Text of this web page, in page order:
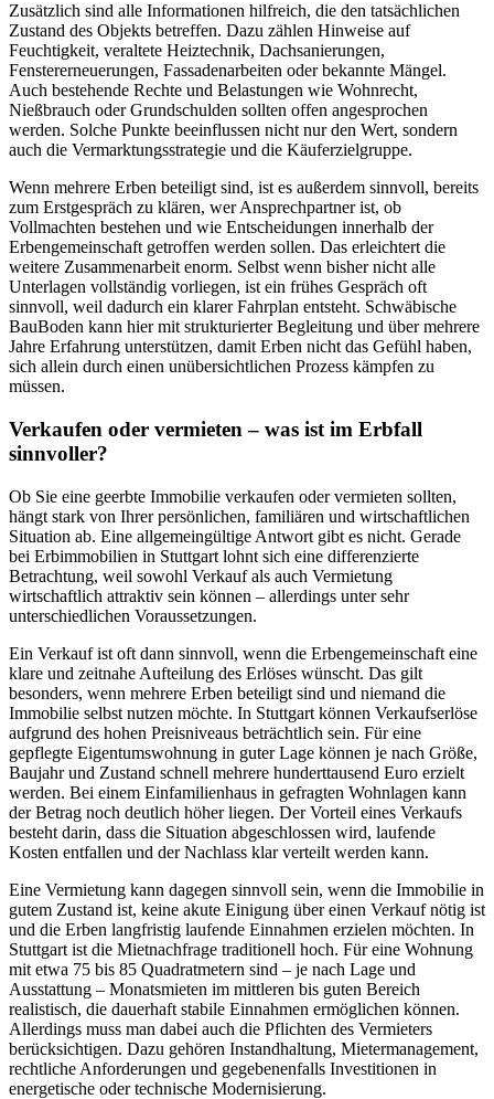
Zusätzlich sind alle Informationen hilfreich, die den tatsächlichen
Zustand des Objekts betreffen. Dazu zählen Hinweise auf
Feuchtigkeit, veraltete Heiztechnik, Dachsanierungen,
Fenstererneuerungen, Fassadenarbeiten oder bekannte Mängel.
Auch bestehende Rechte und Belastungen wie Wohnrecht,
Nießbrauch oder Grundschulden sollten offen angesprochen
werden. Solche Punkte beeinflussen nicht nur den Wert, sondern
auch die Vermarktungsstrategie und die Käuferzielgruppe.
Wenn mehrere Erben beteiligt sind, ist es außerdem sinnvoll, bereits
zum Erstgespräch zu klären, wer Ansprechpartner ist, ob
Vollmachten bestehen und wie Entscheidungen innerhalb der
Erbengemeinschaft getroffen werden sollen. Das erleichtert die
weitere Zusammenarbeit enorm. Selbst wenn bisher nicht alle
Unterlagen vollständig vorliegen, ist ein frühes Gespräch oft
sinnvoll, weil dadurch ein klarer Fahrplan entsteht. Schwäbische
BauBoden kann hier mit strukturierter Begleitung und über mehrere
Jahre Erfahrung unterstützen, damit Erben nicht das Gefühl haben,
sich allein durch einen unübersichtlichen Prozess kämpfen zu
müssen.
Verkaufen oder vermieten – was ist im Erbfall
sinnvoller?
Ob Sie eine geerbte Immobilie verkaufen oder vermieten sollten,
hängt stark von Ihrer persönlichen, familiären und wirtschaftlichen
Situation ab. Eine allgemeingültige Antwort gibt es nicht. Gerade
bei Erbimmobilien in Stuttgart lohnt sich eine differenzierte
Betrachtung, weil sowohl Verkauf als auch Vermietung
wirtschaftlich attraktiv sein können – allerdings unter sehr
unterschiedlichen Voraussetzungen.
Ein Verkauf ist oft dann sinnvoll, wenn die Erbengemeinschaft eine
klare und zeitnahe Aufteilung des Erlöses wünscht. Das gilt
besonders, wenn mehrere Erben beteiligt sind und niemand die
Immobilie selbst nutzen möchte. In Stuttgart können Verkaufserlöse
aufgrund des hohen Preisniveaus beträchtlich sein. Für eine
gepflegte Eigentumswohnung in guter Lage können je nach Größe,
Baujahr und Zustand schnell mehrere hunderttausend Euro erzielt
werden. Bei einem Einfamilienhaus in gefragten Wohnlagen kann
der Betrag noch deutlich höher liegen. Der Vorteil eines Verkaufs
besteht darin, dass die Situation abgeschlossen wird, laufende
Kosten entfallen und der Nachlass klar verteilt werden kann.
Eine Vermietung kann dagegen sinnvoll sein, wenn die Immobilie in
gutem Zustand ist, keine akute Einigung über einen Verkauf nötig ist
und die Erben langfristig laufende Einnahmen erzielen möchten. In
Stuttgart ist die Mietnachfrage traditionell hoch. Für eine Wohnung
mit etwa 75 bis 85 Quadratmetern sind – je nach Lage und
Ausstattung – Monatsmieten im mittleren bis guten Bereich
realistisch, die dauerhaft stabile Einnahmen ermöglichen können.
Allerdings muss man dabei auch die Pflichten des Vermieters
berücksichtigen. Dazu gehören Instandhaltung, Mietermanagement,
rechtliche Anforderungen und gegebenenfalls Investitionen in
energetische oder technische Modernisierung.